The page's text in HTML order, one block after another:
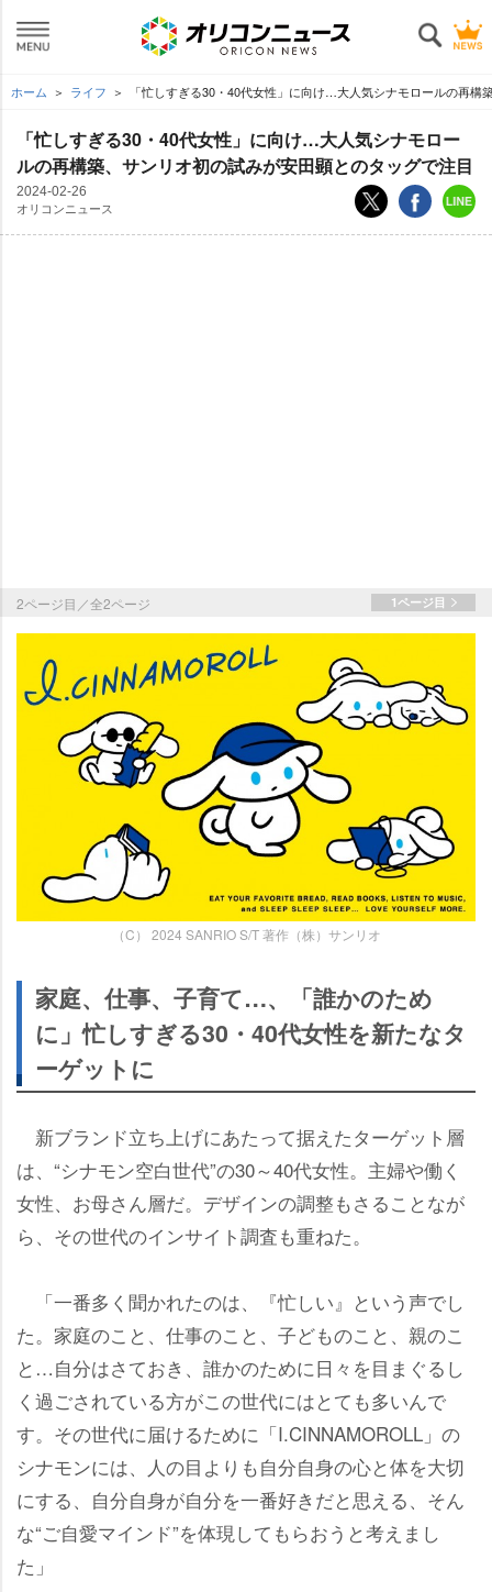
ホーム ライフ 「忙しすぎる30・40代女性」に向け…大人気シナモロールの再構
「忙しすぎる30・40代女性」に向け…大人気シナモロー
ルの再構築、サンリオ初の試みが安田顕とのタッグで注目
2024-02-26
オリコンニュース
2ページ目／全2ページ 1ページ目
（C） 2024 SANRIO S/T 著作（株）サンリオ
家庭、仕事、子育て…、「誰かのため
に」忙しすぎる30・40代女性を新たなタ
ーゲットに
新ブランド立ち上げにあたって据えたターゲット層
は、“シナモン空白世代”の30～40代女性。主婦や働く
女性、お母さん層だ。デザインの調整もさることなが
ら、その世代のインサイト調査も重ねた。
「一番多く聞かれたのは、『忙しい』という声でし
た。家庭のこと、仕事のこと、子どものこと、親のこ
と…自分はさておき、誰かのために日々を目まぐるし
く過ごされている方がこの世代にはとても多いんで
す。その世代に届けるために「I.CINNAMOROLL」の
シナモンには、人の目よりも自分自身の心と体を大切
にする、自分自身が自分を一番好きだと思える、そん
な“ご自愛マインド”を体現してもらおうと考えまし
た」